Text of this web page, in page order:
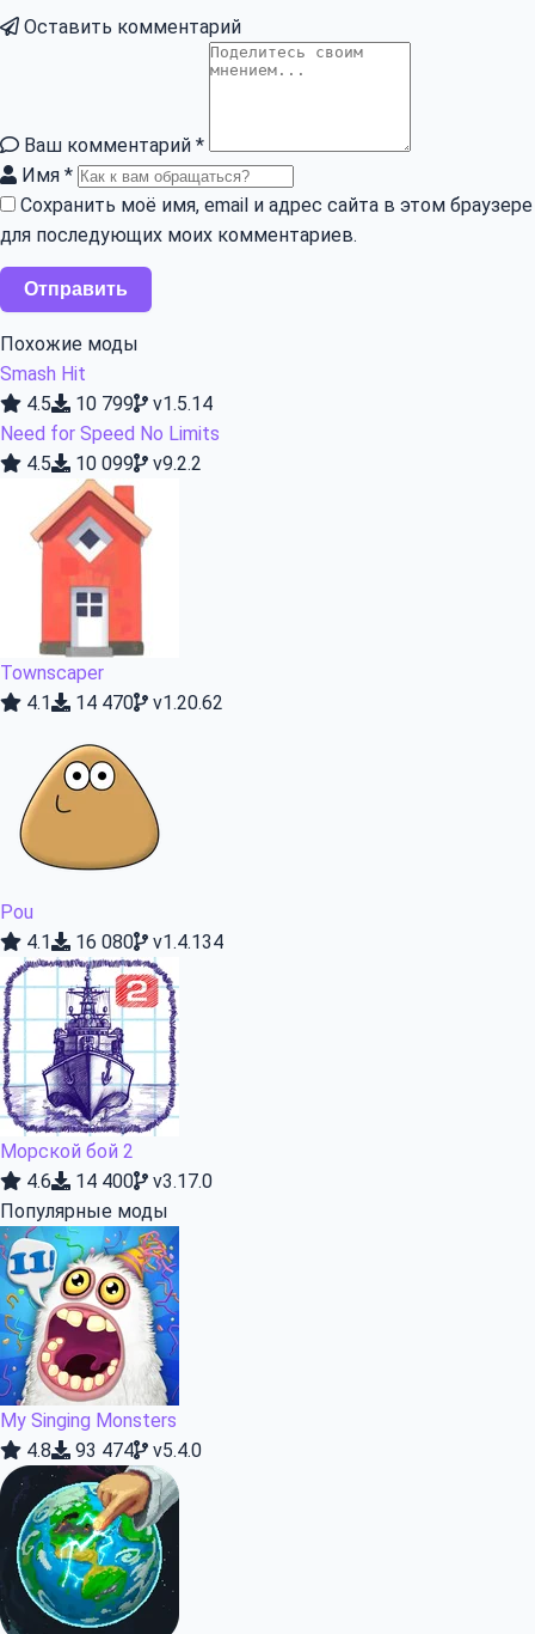
Оставить комментарий
Ваш комментарий *
Имя *
Сохранить моё имя, email и адрес сайта в этом браузере
для последующих моих комментариев.
Похожие моды
Smash Hit
4.5
10 799
v1.5.14
Need for Speed No Limits
4.5
10 099 v9.2.2
Townscaper
4.1
14 470 v1.20.62
Pou
4.1
16 080 v1.4.134
Морской бой 2
4.6
14 400
v3.17.0
Популярные моды
My Singing Monsters
4.8
93 474 v5.4.0